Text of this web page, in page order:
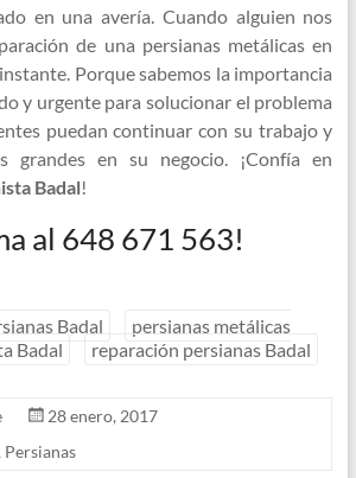
en una avería. Cuando alguien nos
de una persianas metálicas en
Porque sabemos la importancia
y urgente para solucionar el problema
puedan continuar con su trabajo y
grandes en su negocio. ¡Confía en
Badal!
al 648 671 563!
Badal
persianas metálicas
Badal reparación persianas Badal
28 enero, 2017
Persianas